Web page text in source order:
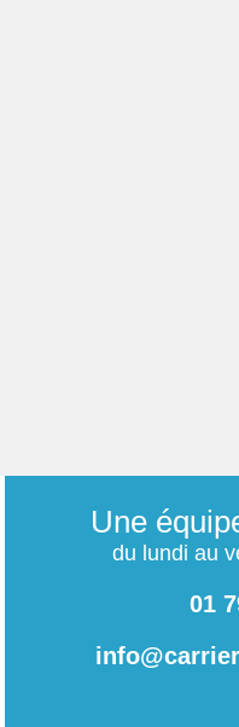
Une
du lundi au
01